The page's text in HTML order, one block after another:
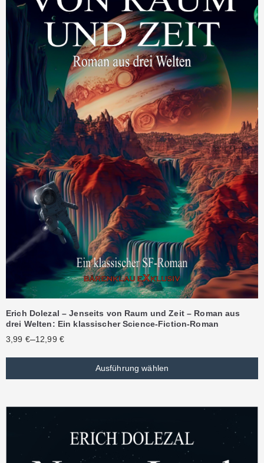
Erich Dolezal – Jenseits von Raum und Zeit – Roman aus
drei Welten: Ein klassischer Science-Fiction-Roman
3,99 €–12,99 €
Ausführung wählen